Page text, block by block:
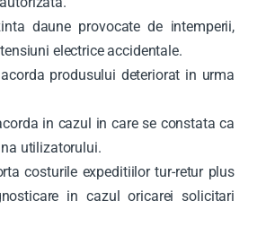
daune provocate de intemperii,
electrice accidentale.
produsului deteriorat in urma
in cazul in care se constata ca
utilizatorului.
costurile expeditiilor tur-retur plus
in cazul oricarei solicitari